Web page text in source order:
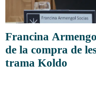
Francina
de la compra de
trama Koldo